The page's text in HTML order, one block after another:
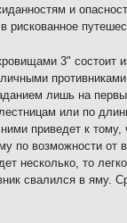
и
рискованное
3" состоит
лишь на
или по
приведет к
по возможности от
несколько, то
свалился в яму.